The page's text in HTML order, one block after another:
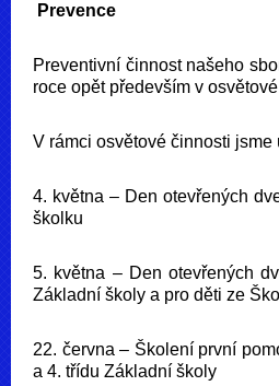
Prevence
Preventivní činnost našeho
roce opět především v
V rámci osvětové činnosti jsme
4. května – Den otevřených
školku
5. května – Den otevřených
Základní školy a pro děti ze
22. června – Školení první
a 4. třídu Základní školy